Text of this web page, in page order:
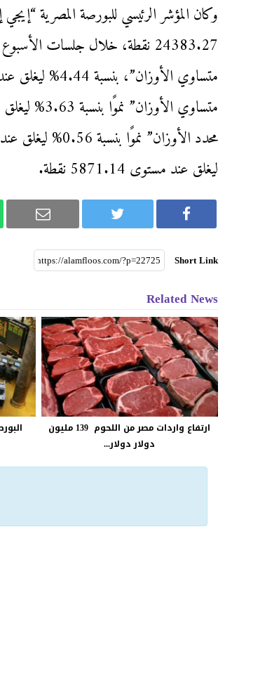
ليغلق عند مستوى 5871.14 نقطة.
Short Link
Related News
ارتفاع واردات مصر من اللحوم 139 مليون
دولار دولار...